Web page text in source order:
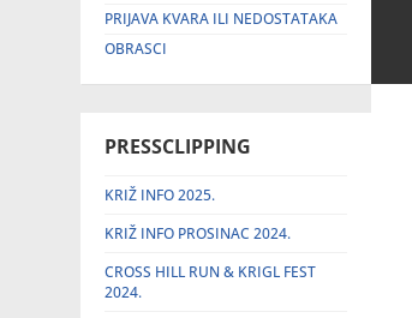
PRIJAVA KVARA ILI NEDOSTATAKA
OBRASCI
PRESSCLIPPING
KRIŽ INFO 2025.
KRIŽ INFO PROSINAC 2024.
CROSS HILL RUN & KRIGL FEST
2024.